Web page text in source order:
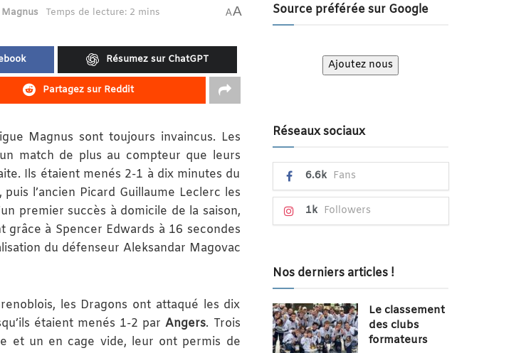
Temps de lecture: 2 mins AA
Résumez sur ChatGPT
Partagez sur Reddit
Magnus sont toujours invaincus. Les
match de plus au compteur que leurs
Ils étaient menés 2-1 à dix minutes du
l’ancien Picard Guillaume Leclerc les
premier succès à domicile de la saison,
à Spencer Edwards à 16 secondes
du défenseur Aleksandar Magovac
les Dragons ont attaqué les dix
étaient menés 1-2 parAngers. Trois
et un en cage vide, leur ont permis de
Source préférée sur Google
Ajoutez nous
Réseaux sociaux
6.6k Fans
1k Followers
Nos derniers articles !
Le classement
des clubs
formateurs